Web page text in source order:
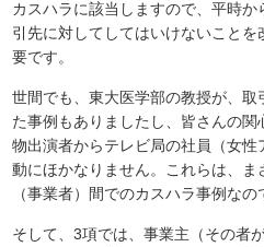
カスハラに該当しますので、平時
引先に対してしてはいけないこと
要です。
世間でも、東大医学部の教授が、
た事例もありましたし、皆さんの
物出演者からテレビ局の社員（女
動にほかなりません。これらは、ま
（事業者）間でのカスハラ事例なの
そして、3項では、事業主（その者